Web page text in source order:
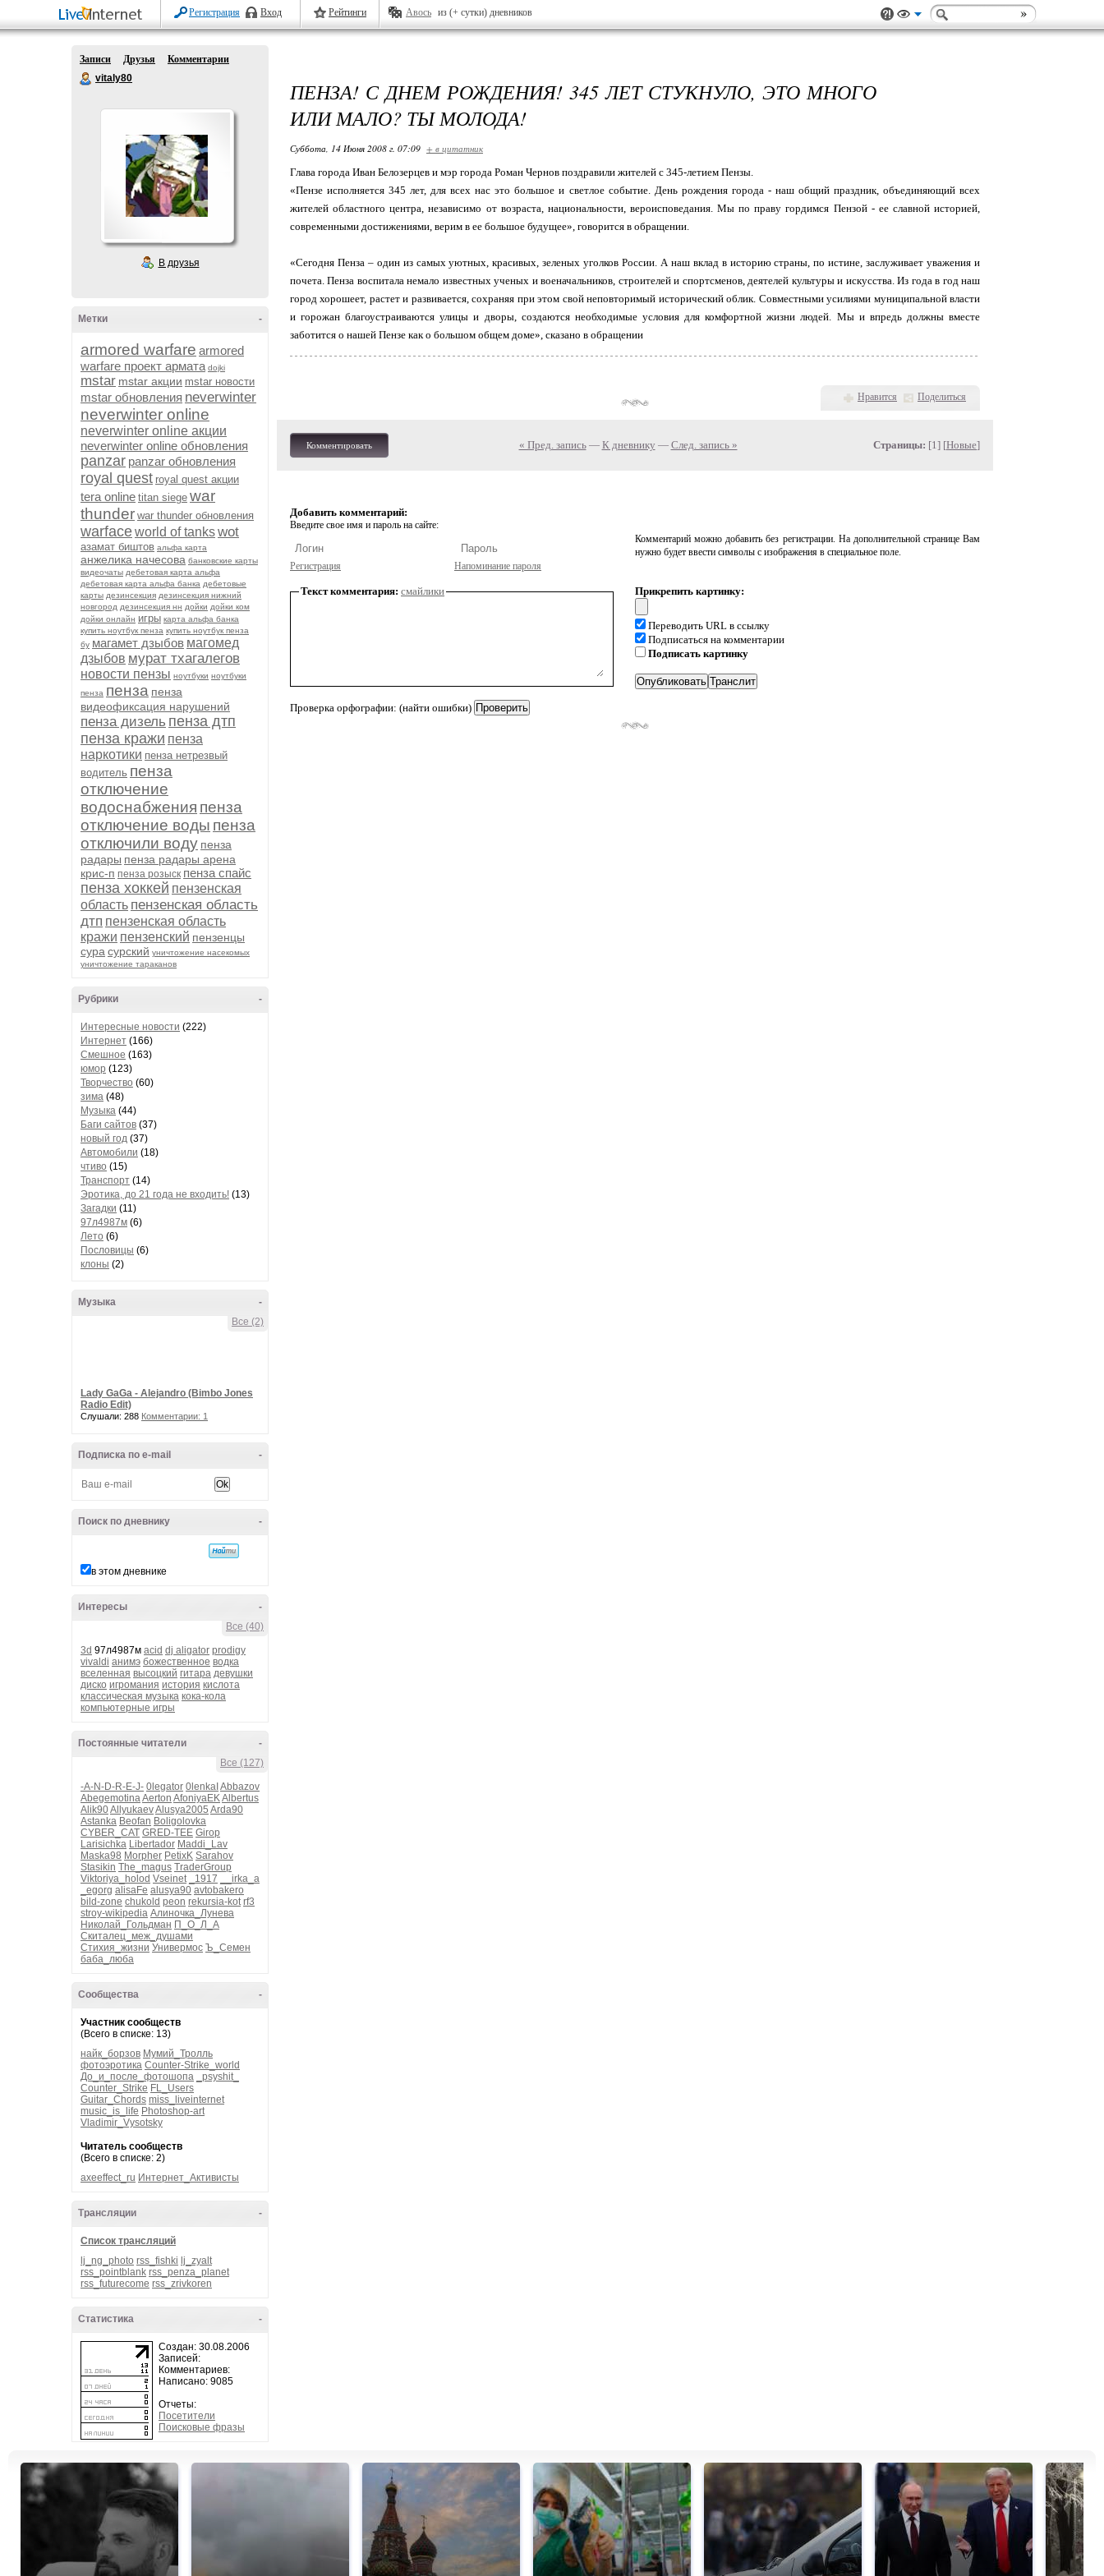
Регистрация Вход Рейтинги Авось из (+ сутки) дневников
Записи Друзья
Комментарии
vitaly80
В друзья
-
Метки
armored warfare armored
warfare проект армата dojki
mstar mstar акции mstar новости
mstar обновления neverwinter
neverwinter online
neverwinter online акции
neverwinter online обновления
panzar panzar обновления
royal quest royal quest акции
tera online titan siege war
thunder war thunder обновления
warfaceworld of tankswot
азамат биштов альфа карта
анжелика начесова банковские карты
видеочаты дебетовая карта альфа
дебетовая карта альфа банка дебетовые
карты дезинсекция дезинсекция нижний
новгород дезинсекция нн дойки дойки ком
дойки онлайн игры карта альфа банка
купить ноутбук пенза купить ноутбук пенза
бу магамет дзыбов магомед
дзыбов мурат тхагалегов
новости пензы ноутбуки ноутбуки
пенза пенза пенза
видеофиксация нарушений
пенза дизель пенза дтп
пенза кражи пенза
наркотики пенза нетрезвый
водитель пенза
отключение
водоснабжения пенза
отключение воды пенза
отключили воду пенза
радары пенза радары арена
крис-п пенза розыск пенза спайс
пенза хоккей пензенская
область пензенская область
дтп пензенская область
кражи пензенский пензенцы
сура сурский уничтожение насекомых
уничтожение тараканов
-
Рубрики
Интересные новости (222)
Интернет (166)
Смешное (163)
юмор (123)
Творчество (60)
зима (48)
Музыка (44)
Баги сайтов (37)
новый год (37)
Автомобили (18)
чтиво (15)
Транспорт (14)
Эротика, до 21 года не входить! (13)
Загадки (11)
97л4987м (6)
Лето (6)
Пословицы (6)
клоны (2)
-
Музыка
Все (2)
Lady GaGa - Alejandro (Bimbo Jones
Radio Edit)
Слушали: 288 Комментарии: 1
-
Подписка по e-mail
-
Поиск по дневнику
в этом дневнике
-
Интересы
Все (40)
3d 97л4987м acid dj aligator prodigy
vivaldi анимэ божественное водка
вселенная высоцкий гитара девушки
диско игромания история кислота
классическая музыка кока-кола
компьютерные игры
-
Постоянные читатели
Все (127)
-A-N-D-R-E-J- 0legator 0lenkaI Abbazov
AbegemotinaAerton AfoniyaEKAlbertus
Alik90AllyukaevAlusya2005 Arda90
Astanka Beofan Boligolovka
CYBER_CAT GRED-TEE Girop
Larisichka Libertador Maddi_Lav
Maska98 Morpher PetixK Sarahov
Stasikin The_magus TraderGroup
Viktoriya_holod Vseinet _1917
__irka_a
_egorg alisaFe alusya90 avtobakero
bild-zone chukold peon rekursia-kot rf3
stroy-wikipedia Алиночка_Лунева
Николай_Гольдман П_О_Л_А
Скиталец_меж_душами
Стихия_жизни Универмос Ъ_Семен
баба_люба
-
Сообщества
Участник сообществ
(Всего в списке: 13)
найк_борзов Мумий_Тролль
фотоэротика Counter-Strike_world
До_и_после_фотошопа
_psyshit_
Counter_Strike FL_Users
Guitar_Chords miss_liveinternet
music_is_life Photoshop-art
Vladimir_Vysotsky
Читатель сообществ
(Всего в списке: 2)
axeeffect_ru Интернет_Активисты
-
Трансляции
Список трансляций
lj_ng_photo rss_fishki lj_zyalt
rss_pointblank rss_penza_planet
rss_futurecome rss_zrivkoren
-
Статистика
Создан: 30.08.2006
Записей:
Комментариев:
Написано: 9085
Отчеты:
Посетители
Поисковые фразы
ПЕНЗА! С ДНЕМ РОЖДЕНИЯ! 345 ЛЕТ СТУКНУЛО, ЭТО МНОГО
ИЛИ МАЛО? ТЫ МОЛОДА!
Суббота, 14 Июня 2008 г. 07:09 + в цитатник
Глава города Иван Белозерцев и мэр города Роман Чернов поздравили жителей с 345-летием Пензы.
«Пензе исполняется 345 лет, для всех нас это большое и светлое событие. День рождения города - наш общий праздник, объединяющий всех
жителей областного центра, независимо от возраста, национальности, вероисповедания. Мы по праву гордимся Пензой - ее славной историей,
современными достижениями, верим в ее большое будущее», говорится в обращении.
«Сегодня Пенза – один из самых уютных, красивых, зеленых уголков России. А наш вклад в историю страны, по истине, заслуживает уважения и
почета. Пенза воспитала немало известных ученых и военачальников, строителей и спортсменов, деятелей культуры и искусства. Из года в год наш
город хорошеет, растет и развивается, сохраняя при этом свой неповторимый исторический облик. Совместными усилиями муниципальной власти
и горожан благоустраиваются улицы и дворы, создаются необходимые условия для комфортной жизни людей. Мы и впредь должны вместе
заботится о нашей Пензе как о большом общем доме», сказано в обращении
Нравится Поделиться
Комментировать « Пред. запись— К дневнику — След. запись » Страницы: [1] [Новые]
Добавить комментарий:
Введите свое имя и пароль на сайте:
Регистрация Напоминание пароля
Комментарий можно добавить без регистрации. На дополнительной странице Вам
нужно будет ввести символы с изображения в специальное поле.
Текст комментария: смайлики
Проверка орфографии: (найти ошибки)
Прикрепить картинку:
Переводить URL в ссылку
Подписаться на комментарии
Подписать картинку